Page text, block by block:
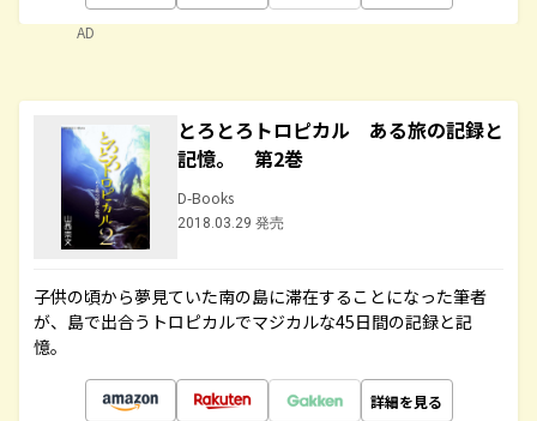
AD
とろとろトロピカル ある旅の記録と
記憶。 第2巻
D-Books
2018.03.29 発売
子供の頃から夢見ていた南の島に滞在することになった筆者
が、島で出合うトロピカルでマジカルな45日間の記録と記
憶。
詳細を見る